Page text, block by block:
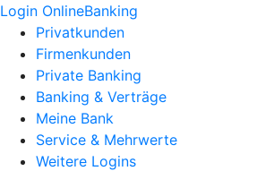
Login OnlineBanking
Privatkunden
Firmenkunden
Private Banking
Banking & Verträge
Meine Bank
Service & Mehrwerte
Weitere Logins